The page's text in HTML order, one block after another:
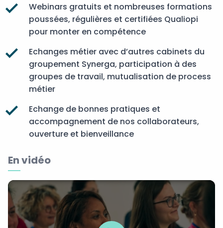
Webinars gratuits et nombreuses formations
poussées, régulières et certifiées Qualiopi
pour monter en compétence
Echanges métier avec d’autres cabinets du
groupement Synerga, participation à des
groupes de travail, mutualisation de process
métier
Echange de bonnes pratiques et
accompagnement de nos collaborateurs,
ouverture et bienveillance
En vidéo